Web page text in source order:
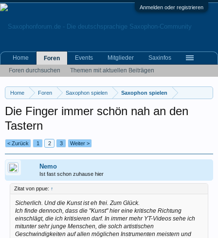
Anmelden oder registrieren
Home Foren Saxophon spielen Saxophon spielen
Die Finger immer schön nah an den
Tastern
< Zurück 1 2 3 Weiter >
Nemo
Ist fast schon zuhause hier
Zitat von ppue: ↑
Sicherlich. Und die Kunst ist eh frei. Zum Glück.
Ich finde dennoch, dass die "Kunst" hier eine kritische Richtung
einschlägt, die ich kritisieren darf. In immer mehr YT-Videos sehe ich
mitunter sehr junge Menschen, die solch artistischen
Geschwindigkeiten auf allen möglichen Instrumenten meistern und
Home
Foren
Foren durchsuchen
Themen mit aktuellen Beiträgen
Events Mitglieder Saxinfos